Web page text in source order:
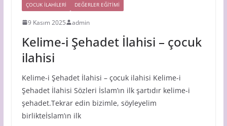
ÇOCUK ILAHILERI DEĞERLER EĞİTİMİ
9 Kasım 2025 admin
Kelime-i Şehadet İlahisi – çocuk
ilahisi
Kelime-i Şehadet İlahisi – çocuk ilahisi Kelime-i
Şehadet İlahisi Sözleri İslam’ın ilk şartıdır kelime-i
şehadet.Tekrar edin bizimle, söyleyelim
birlikteİslam’ın ilk